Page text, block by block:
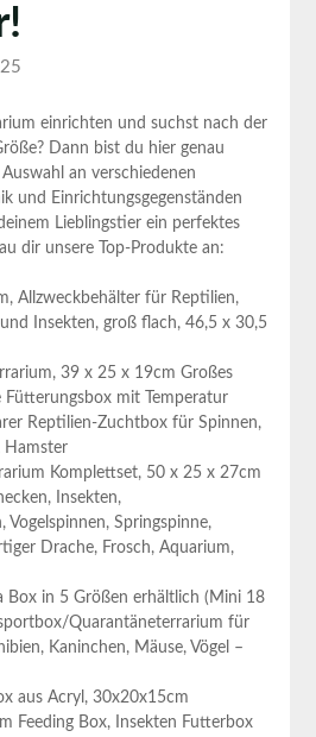
einrichten und suchst nach der
Dann bist du​ hier genau
an verschiedenen
und Einrichtungsgegenständen
Lieblingstier ein perfektes
dir unsere Top-Produkte an:
Allzweckbehälter für Reptilien,
Insekten,⁣ groß flach, 46,5 x 30,5
39 ⁢x 25 x‍ 19cm Großes
Fütterungsbox mit Temperatur
Reptilien-Zuchtbox für Spinnen,
Hamster
Komplettset, 50 x 25 x 27cm
‍Insekten,
⁢Vogelspinnen, Springspinne,‍
Drache, Frosch, Aquarium,
Box⁣ in 5 Größen‍ erhältlich (Mini 18
Quarantäneterrarium⁢ für
‍Kaninchen,⁤ Mäuse, Vögel –
aus Acryl, 30x20x15cm‌
Feeding Box, Insekten Futterbox